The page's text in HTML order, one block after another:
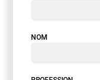
NOM